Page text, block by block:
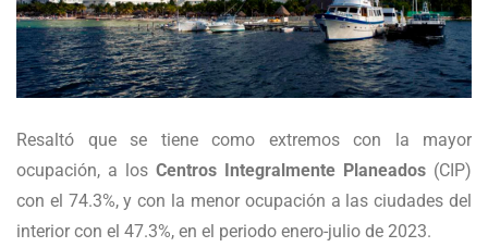
Resaltó que se tiene como extremos con la mayor
ocupación, a los Centros Integralmente Planeados (CIP)
con el 74.3%, y con la menor ocupación a las ciudades del
interior con el 47.3%, en el periodo enero-julio de 2023.